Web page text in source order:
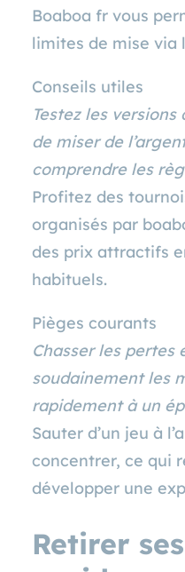
Boaboa fr vous
limites de mise via
Conseils utiles
Testez les
de miser de
comprendre les
Profitez des
organisés par
des prix attractifs
habituels.
Pièges courants
Chasser les pertes
soudainement les
rapidement à un
Sauter d’un jeu à
concentrer, ce qui
développer une
Retirer